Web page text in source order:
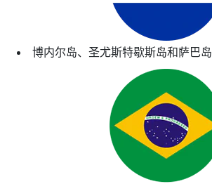
博内尔岛、圣尤斯特歇斯岛和萨巴岛